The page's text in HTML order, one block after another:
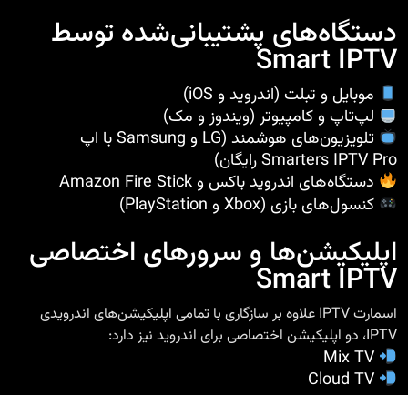
دستگاه‌های پشتیبانی‌شده توسط
Smart IPTV
موبایل و تبلت (اندروید و iOS)
لپ‌تاپ و کامپیوتر (ویندوز و مک)
تلویزیون‌های هوشمند (LG و Samsung با اپ
Smarters IPTV Pro رایگان)
دستگاه‌های اندروید باکس و Amazon Fire Stick
کنسول‌های بازی (Xbox و PlayStation)
اپلیکیشن‌ها و سرورهای اختصاصی
Smart IPTV
اسمارت IPTV علاوه بر سازگاری با تمامی اپلیکیشن‌های اندرویدی
IPTV، دو اپلیکیشن اختصاصی برای اندروید نیز دارد:
Mix TV
Cloud TV